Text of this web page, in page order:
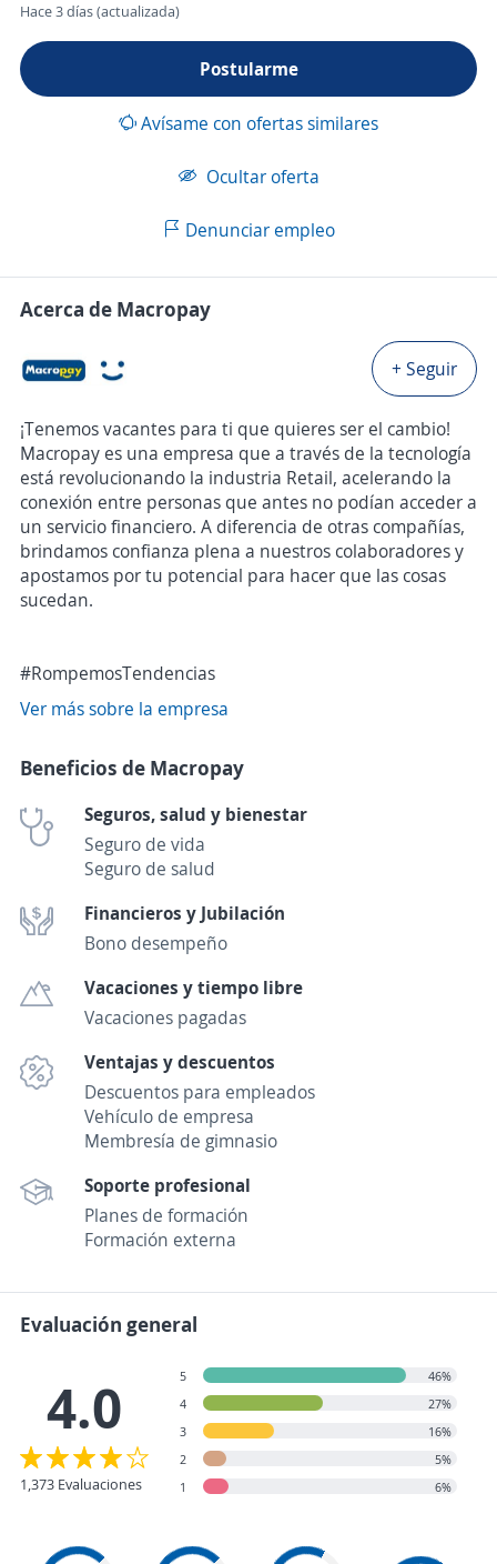
Hace 3 días (actualizada)
Postularme
Avísame con ofertas similares
Ocultar oferta
Denunciar empleo
Acerca de Macropay
+ Seguir
¡Tenemos vacantes para ti que quieres ser el cambio!
Macropay es una empresa que a través de la tecnología
está revolucionando la industria Retail, acelerando la
conexión entre personas que antes no podían acceder a
un servicio financiero. A diferencia de otras compañías,
brindamos confianza plena a nuestros colaboradores y
apostamos por tu potencial para hacer que las cosas
sucedan.
#RompemosTendencias
Ver más sobre la empresa
Beneficios de Macropay
Seguros, salud y bienestar
Seguro de vida
Seguro de salud
Financieros y Jubilación
Bono desempeño
Vacaciones y tiempo libre
Vacaciones pagadas
Ventajas y descuentos
Descuentos para empleados
Vehículo de empresa
Membresía de gimnasio
Soporte profesional
Planes de formación
Formación externa
Evaluación general
4.0
1,373 Evaluaciones
5
46%
4
27%
3
16%
2
5%
1
6%